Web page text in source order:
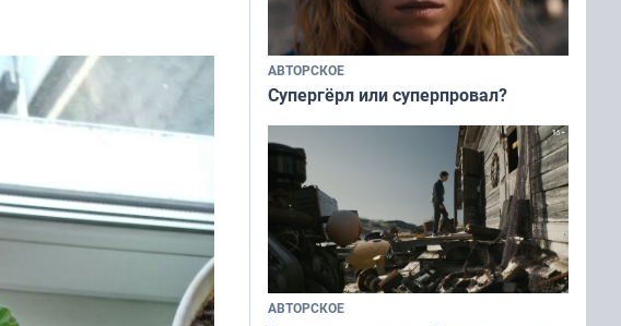
АВТОРСКОЕ
Супергёрл или суперпровал?
АВТОРСКОЕ